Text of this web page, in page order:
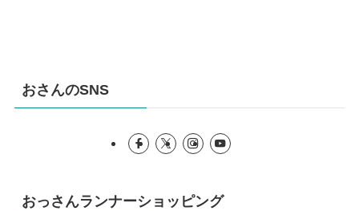
おさんのSNS
おっさんランナーショッピング